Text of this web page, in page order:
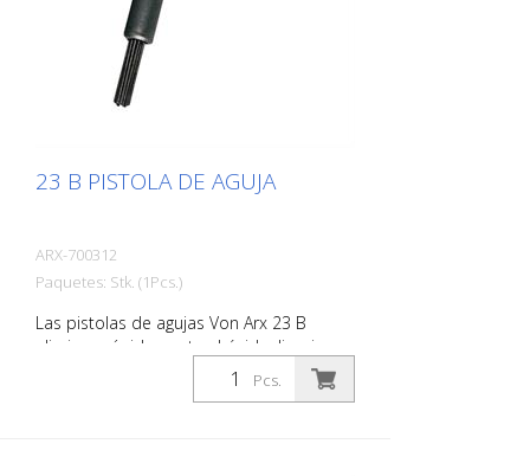
23 B PISTOLA DE AGUJA
ARX-700312
Paquetes: Stk. (1Pcs.)
Las pistolas de agujas Von Arx 23 B
eliminan rápidamente el óxido, limpian,
purifican y desbastan. Esencialmente
alisan las superficies irregulares. Como
Pcs.